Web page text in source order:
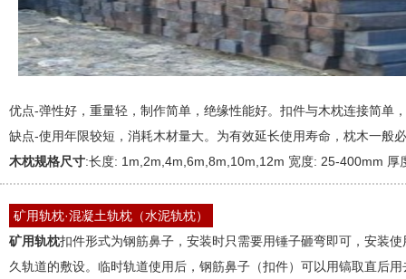
优点-弹性好，重量轻，制作简单，绝缘性能好。扣件与木枕连接简单
缺点-使用年限较短，消耗木材量大。为有效延长使用寿命，枕木一般
木枕规格尺寸:长度: 1m,2m,4m,6m,8m,10m,12m 宽度: 25-400mm 厚
矿用轨枕·混凝土轨枕（水泥轨枕）
矿用轨枕扣件形式为钢筋鼻子，安装时只需要用锤子砸弯即可，安装
久轨道的敷设。临时轨道使用后，钢筋鼻子（扣件）可以用镐取直后